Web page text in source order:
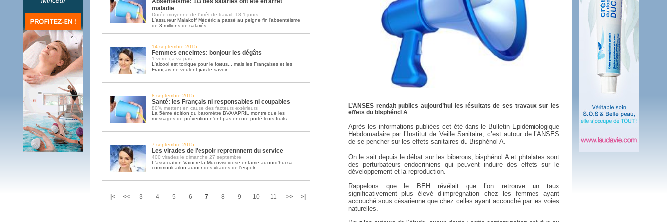
Soins palliatifs: 40 millions de plus en 2016
La journée mondiale des soins palliatifs n'a pas été inutile
lire la suite >>
Absentéisme: 1/3 des salariés ont été en arrêt
maladie
Durée moyenne de l'arrêt de travail: 18,1 jours
L'assureur Malakoff Médéric a passé au peigne fin l'absentéisme
de 3 millions de salariés
14 septembre 2015
Femmes enceintes: bonjour les dégâts
1 verre ça va pas...
L'alcool est toxique pour le fœtus... mais les Françaises et les
Français ne veulent pas le savoir
8 septembre 2015
Santé: les Français ni responsables ni coupables
80% mettent en cause des facteurs extérieurs
La 5ème édition du baromètre BVA/APRIL montre que les
messages de prévention n'ont pas encore porté leurs fruits
7 septembre 2015
Les virades de l'espoir reprennnent du service
400 virades le dimanche 27 septembre
L'association Vaincre la Mucoviscidose entame aujourd'hui sa
communication autour des virades de l'espoir
|< << 3 4 5 6 7 8 9 10 11 >> >|
L’ANSES rendait publics aujourd’hui les résultats de ses travaux sur les
effets du bisphénol A
Après les informations publiées cet été dans le Bulletin Epidémiologique
Hebdomadaire par l’Institut de Veille Sanitaire, c’est autour de l’ANSES
de se pencher sur les effets sanitaires du Bisphénol A.
On le sait depuis le débat sur les biberons, bisphénol A et phtalates sont
des perturbateurs endocriniens qui peuvent induire des effets sur le
développement et la reproduction.
Rappelons que le BEH révélait que l’on retrouve un taux
significativement plus élevé d’imprégnation chez les femmes ayant
accouché sous césarienne que chez celles ayant accouché par les voies
naturelles.